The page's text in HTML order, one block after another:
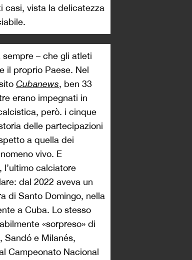
casi, vista la delicatezza
– che gli atleti
il proprio Paese. Nel
Cubanews, ben 33
erano impegnati in
però. i cinque
delle partecipazioni
a quella dei
vivo. E
calciatore
dal 2022 aveva un
di Santo Domingo, nella
a Cuba. Lo stesso
«sorpreso» di
Sandó e Milanés,
Campeonato Nacional